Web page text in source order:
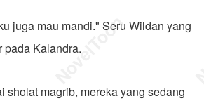
juga mau mandi." Seru Wildan yang
pada Kalandra.
sholat magrib, mereka yang sedang